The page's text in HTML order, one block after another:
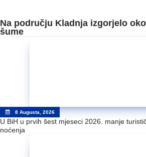
Na području Kladnja izgorjelo
šume
8 Augusta, 2026
U BiH u prvih šest mjeseci 2026. manje
noćenja